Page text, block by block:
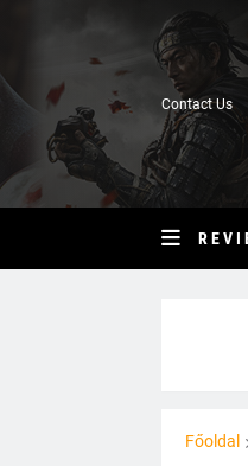
Contact Us
R E V I
Főoldal